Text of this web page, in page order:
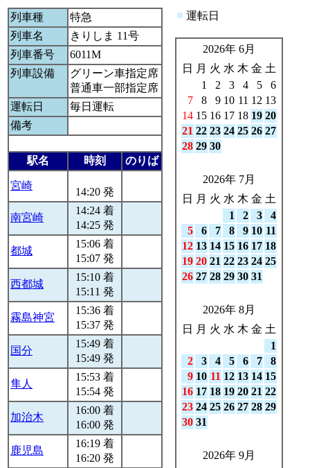
列車種
特急
列車名
きりしま 11号
列車番号
6011M
列車設備
グリーン車指定席
普通車一部指定席
運転日
毎日運転
備考
駅名 時刻 のりば
宮崎
14:20 発
南宮崎
14:24 着
14:25 発
都城
15:06 着
15:07 発
西都城
15:10 着
15:11 発
霧島神宮
15:36 着
15:37 発
国分
15:49 着
15:49 発
隼人
15:53 着
15:54 発
加治木
16:00 着
16:00 発
鹿児島
16:19 着
16:20 発
■ 運転日
2026年 6月
日
月 火 水 木 金 土
1
2 3 4 5
6
7
8 9 10 11 12 13
14 15 16 17 18 19 20
21 22 23 24 25 26 27
28 29 30
2026年 7月
日
月 火 水 木 金 土
1
2 3
4
5
6 7 8 9 10 11
12 13 14 15 16 17 18
19 20 21 22 23 24 25
26 27 28 29 30 31
2026年 8月
日
月 火 水 木 金 土
1
2
3 4 5 6 7
8
9 10 11 12 13 14 15
16 17 18 19 20 21 22
23 24 25 26 27 28 29
30 31
2026年 9月